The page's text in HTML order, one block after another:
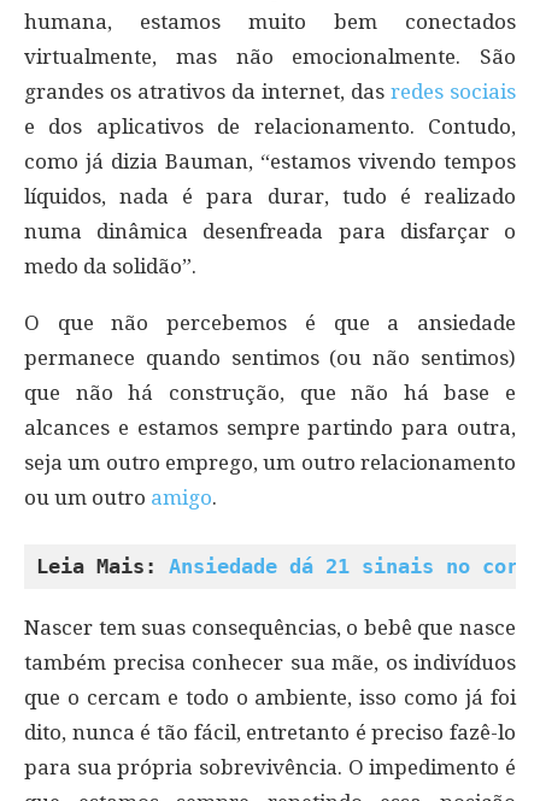
humana, estamos muito bem conectados
virtualmente, mas não emocionalmente. São
grandes os atrativos da internet, das redes sociais
e dos aplicativos de relacionamento. Contudo,
como já dizia Bauman, “estamos vivendo tempos
líquidos, nada é para durar, tudo é realizado
numa dinâmica desenfreada para disfarçar o
medo da solidão”.
O que não percebemos é que a ansiedade
permanece quando sentimos (ou não sentimos)
que não há construção, que não há base e
alcances e estamos sempre partindo para outra,
seja um outro emprego, um outro relacionamento
ou um outro amigo.
Leia Mais: Ansiedade dá 21 sinais no
Nascer tem suas consequências, o bebê que nasce
também precisa conhecer sua mãe, os indivíduos
que o cercam e todo o ambiente, isso como já foi
dito, nunca é tão fácil, entretanto é preciso fazê-lo
para sua própria sobrevivência. O impedimento é